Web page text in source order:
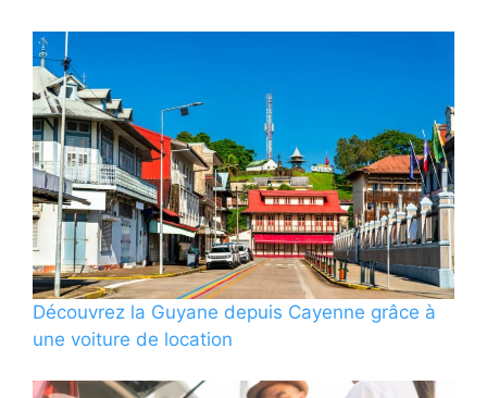
Découvrez la Guyane depuis Cayenne grâce à
une voiture de location